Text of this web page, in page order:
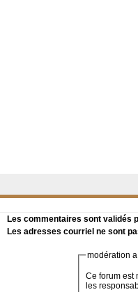
Les commentaires sont validés
Les adresses courriel ne sont
modération
Ce forum est
les